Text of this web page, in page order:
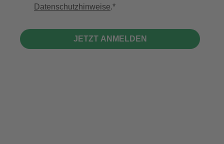
Datenschutzhinweise.
JETZT ANMELDEN